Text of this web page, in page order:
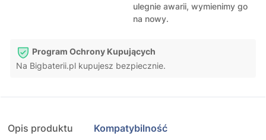
ulegnie awarii, wymienimy go
na nowy.
Program Ochrony Kupujących
Na Bigbaterii.pl kupujesz bezpiecznie.
Opis produktu Kompatybilność